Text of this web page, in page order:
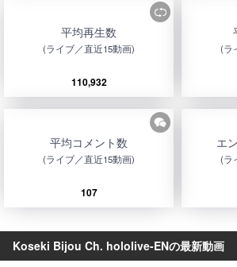
平均再生数
(ライブ／直近15動画)
110,932
(ラ
平均コメント数
(ライブ／直近15動画)
107
エ
(ラ
Koseki Bijou Ch. hololive-ENの最新動画